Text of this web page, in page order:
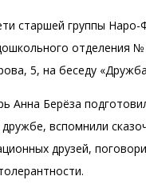
старшей группы
отделения №
5, на беседу
Анна Берёза
вспомнили
друзей,